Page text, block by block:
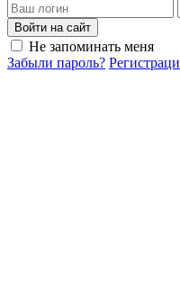
Войти на сайт
Не запоминать меня
Забыли пароль?